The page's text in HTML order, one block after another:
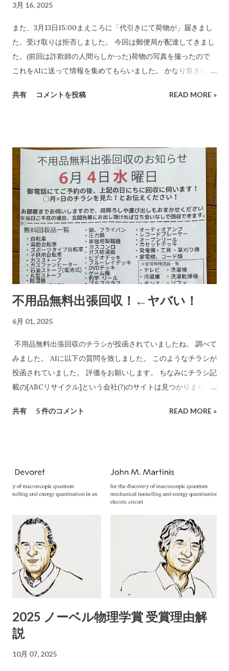
3月 16, 2025
また、3月13日15:00まえころに「代引きにて荷物が」届きまし
た。受け取りは拒否しました。 今回は郵便局が配達してきまし
た。(前回は詐欺師の人間らしかった)荷物の写真を撮ったので
これをAIに送って情報を集めてもらいました。 かなり良き情報
さまざま考え抜いてやっています。 高齢の女性や意思表示がで
受ける郵便局とヤマトなど宅配会社にとっては上得意のお客さ
まであるのかもしれない???...(受取拒絶で返品になる確率はかな
り高いのでその返送時の運賃も売上となります。) 以下は、AI
の分析です。長文です。 詐欺にかかる心理についてもAIに分
析・解説をしてもらいました。 CBB 株式会社、および
「charmmsho」という販売店に関する詐欺やトラブル報告の
有無を確認します。また、送り主情報の詳細な住所や連絡先が
正式な企業情報と一致するかどうかも調べます。 Research
completed in 8m· 16 件の情報源 CBB株式会社および販売店
「charmmsho」に関する調査報告 会社所在地・連絡先の検証
CBB株式会社は法人登記上、「大阪府泉南郡熊取町紺屋2丁目
屋2-20-1」と記載されています​ CBB-SHYOJI.COM 。販売店
「charmmsho」のサイト上で表示されていた会社所在地がこ
の住所と一致している場合、一見すると所在地に関しては正式
な企業情報と合致していると言えます。 しかし、連絡先情報に
してメールアドレスのみを掲載しており、電話番号は公開され
く名古屋（052）エリアの番号です。実際に「052-355...
共有 コメントを投稿 READ MORE »
不用品無料出張回収！←ヤバい！
6月 01, 2025
不用品無料出張回収のチラシが投函されていましたね。 調べて
みました。 AIに以下の質問を致しました。 このようなチラシが
投函されていました。 評価をお願いします。 ちなみにチラシ記
載の[ABCリサイクル]という会社(?)のサイトは見つかりません
https://www.city.tokorozawa.saitama.jp/kurashi/gomi/shi
には所沢市の「一般廃棄物処理業」の許可が必要です。 「産業
廃棄物処理業」や 「古物商」の許可では回収できません。
ChatGPT まえださん、画像ありがとうございます。このよう
な「不用品無料出張回収」のチラシについて、詳細に評価・ア
ドバイスいたします。 1. 内容の分析 業者名 ：ABCリサイクル
所在地 ：埼玉県所沢市松郷141 許可番号 ：自動車商許可証 第
431090053454号（古物商許可証） 連絡先 ：携帯番号のみ
（090-4713-2580） 受付時間 ：8:00〜18:00 チラシの訴求点
「無料回収」「当日でもOK」「幅広い品目」「遺品整理、引越
作業可能などと記載 2. 危険性・リスク評価 1）「無料」表記の
ワナ 実際に依頼すると「無料では回収できない」「特定品目は
料回収」と言いながら、現場で高額請求する 悪質な業者も存在
共有 5 件のコメント READ MORE »
2025 ノーベル物理学賞 受賞理由解
説
10月 07, 2025